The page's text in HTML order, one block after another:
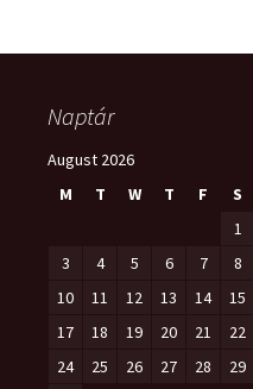
Naptár
August 2026
M
T W T F S
1
3
4 5 6 7 8
10
11 12 13 14 15
17
18 19 20 21 22
24
25 26 27 28 29